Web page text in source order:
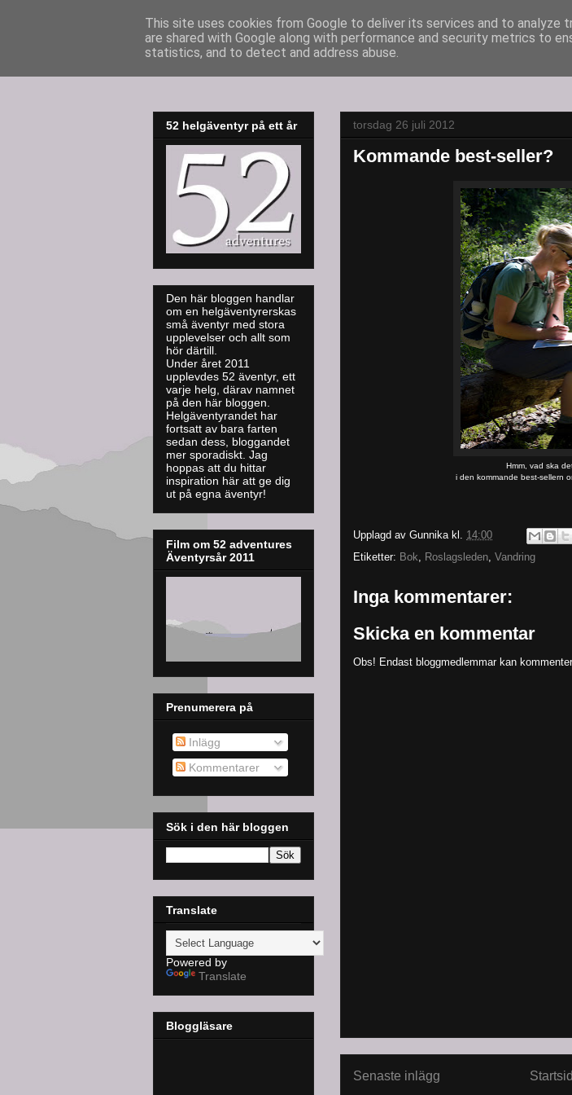
52adventures
torsdag 26 juli 2012
Kommande best-seller?
Hmm, vad ska
i den kommande best-sellern
Upplagd av Gunnika kl. 14:00
Etiketter: Bok Roslagsleden Vandring
Inga kommentarer:
Skicka en kommentar
Obs! Endast bloggmedlemmar kan
Senaste inlägg
52 helgäventyr på ett år
Den här bloggen handlar
om en helgäventyrerskas
små äventyr med stora
upplevelser och allt som
hör därtill.
Under året 2011
upplevdes 52 äventyr, ett
varje helg, därav namnet
på den här bloggen.
Helgäventyrandet har
fortsatt av bara farten
sedan dess, bloggandet
mer sporadiskt. Jag
hoppas att du hittar
inspiration här att ge dig
ut på egna äventyr!
Film om 52 adventures
Äventyrsår 2011
Prenumerera på
Inlägg
Kommentarer
Sök i den här bloggen
Translate
Powered by
Translate
Bloggläsare
This site uses cookies from Google to deliver its services and to analyze
are shared with Google along with performance and security metrics to
statistics, and to detect and address abuse.